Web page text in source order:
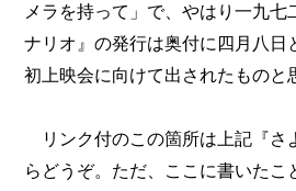
メラを持って」で、やはり一九七
ナリオ』の発行は奥付に四月八日
初上映会に向けて出されたものと
リンク付のこの箇所は上記『さ
らどうぞ。ただ、ここに書いたこ